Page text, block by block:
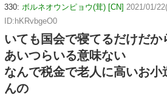
330: ボルネオウンピョウ(茸) [CN] 2021/01/
ID:hKRvbgeO0
いても国会で寝てるだけだか
あいつらいる意味ない
なんで税金で老人に高いお小
んの